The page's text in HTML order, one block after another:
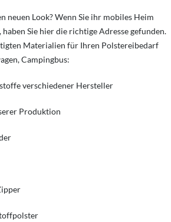
neuen Look? Wenn Sie ihr mobiles Heim
Sie hier die richtige Adresse gefunden.
Materialien für Ihren Polstereibedarf
Campingbus:
verschiedener Hersteller
Produktion